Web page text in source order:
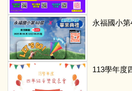
永福國小第
113學年度